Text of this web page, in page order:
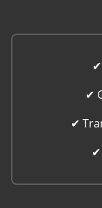
✔
✔